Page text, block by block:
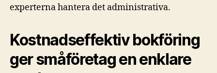
experterna hantera det administrativa.
Kostnadseffektiv bokföring
ger småföretag en enklare